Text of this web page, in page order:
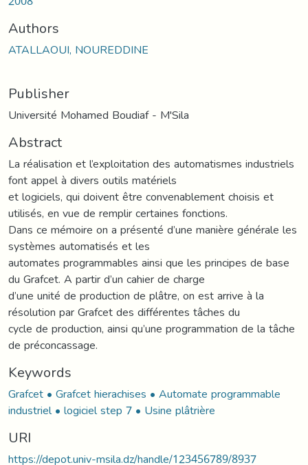
Authors
ATALLAOUI, NOUREDDINE
Publisher
Université Mohamed Boudiaf - M'Sila
Abstract
La réalisation et l’exploitation des automatismes industriels
font appel à divers outils matériels
et logiciels, qui doivent être convenablement choisis et
utilisés, en vue de remplir certaines fonctions.
Dans ce mémoire on a présenté d’une manière générale les
systèmes automatisés et les
automates programmables ainsi que les principes de base
du Grafcet. A partir d’un cahier de charge
d’une unité de production de plâtre, on est arrive à la
résolution par Grafcet des différentes tâches du
cycle de production, ainsi qu’une programmation de la tâche
de préconcassage.
Keywords
Grafcet • Grafcet hierachises • Automate programmable
industriel • logiciel step 7 • Usine plâtrière
URI
https://depot.univ-msila.dz/handle/123456789/8937